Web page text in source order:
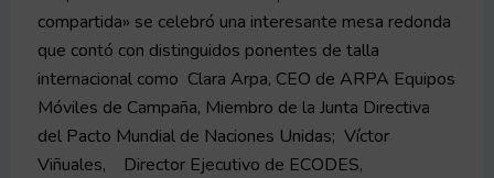
compartida» se celebró una interesante mesa redonda
que contó con distinguidos ponentes de talla
internacional como Clara Arpa, CEO de ARPA Equipos
Móviles de Campaña, Miembro de la Junta Directiva
del Pacto Mundial de Naciones Unidas; Víctor
Viñuales, Director Ejecutivo de ECODES,